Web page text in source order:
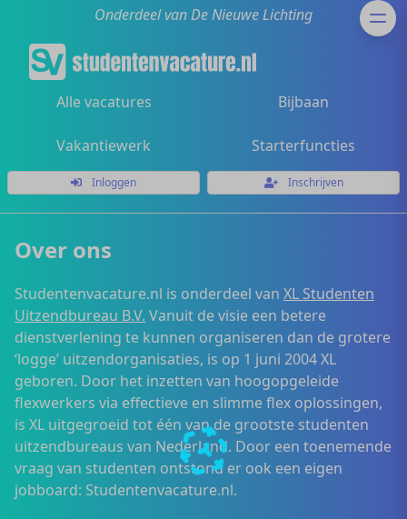
Onderdeel van De Nieuwe Lichting
Alle vacatures Bijbaan
Vakantiewerk Starterfuncties
Inloggen Inschrijven
Over ons
Studentenvacature.nl is onderdeel van XL Studenten
Uitzendbureau B.V. Vanuit de visie een betere
dienstverlening te kunnen organiseren dan de grotere
‘logge’ uitzendorganisaties, is op 1 juni 2004 XL
geboren. Door het inzetten van hoogopgeleide
flexwerkers via effectieve en slimme flex oplossingen,
is XL uitgegroeid tot één van de grootste studenten
uitzendbureaus van Nederland. Door een toenemende
vraag van studenten ontstond er ook een eigen
jobboard: Studentenvacature.nl.